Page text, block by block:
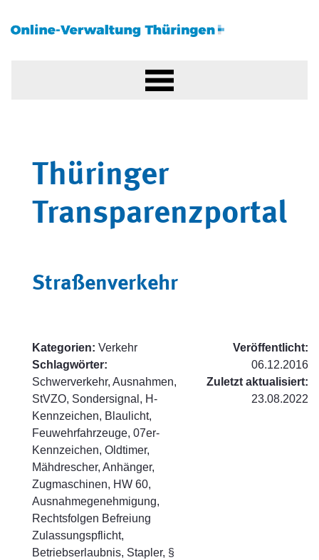
Thüringer
Transparenzportal
Straßenverkehr
Kategorien: Verkehr
Schlagwörter:
Schwerverkehr, Ausnahmen,
StVZO, Sondersignal, H-
Kennzeichen, Blaulicht,
Feuwehrfahrzeuge, 07er-
Kennzeichen, Oldtimer,
Mähdrescher, Anhänger,
Zugmaschinen, HW 60,
Ausnahmegenehmigung,
Rechtsfolgen Befreiung
Zulassungspflicht,
Betriebserlaubnis, Stapler, §
Veröffentlicht:
06.12.2016
Zuletzt aktualisiert:
23.08.2022